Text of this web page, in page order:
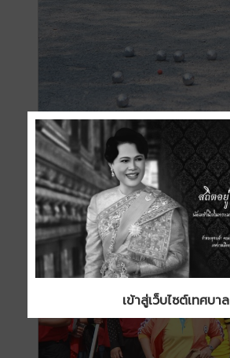
เข้าสู่เว็บไซต์เทศบาล